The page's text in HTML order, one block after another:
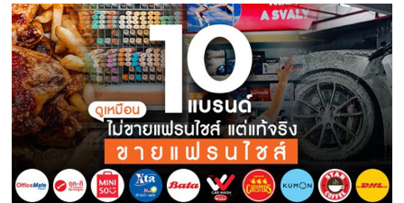
ไชส์,
ที่
ปรึกษา
แฟ